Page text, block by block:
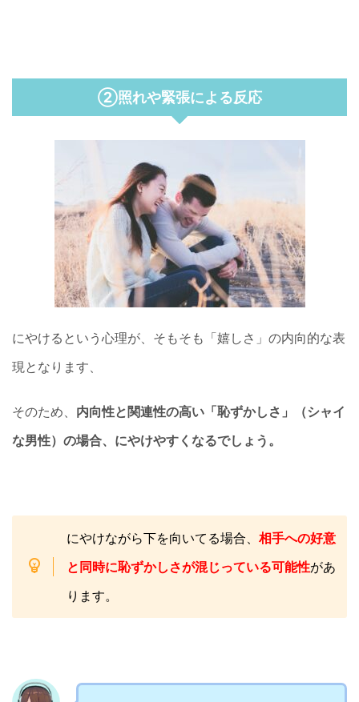
②照れや緊張による反応
にやけるという心理が、そもそも「嬉しさ」の内向的な表
現となります、
そのため、 内向性と関連性の高い「恥ずかしさ」（シャイ
な男性）の場合、にやけやすくなるでしょう。
にやけながら下を向いてる場合、 相手への好意
と同時に恥ずかしさが混じっている可能性があ
ります。